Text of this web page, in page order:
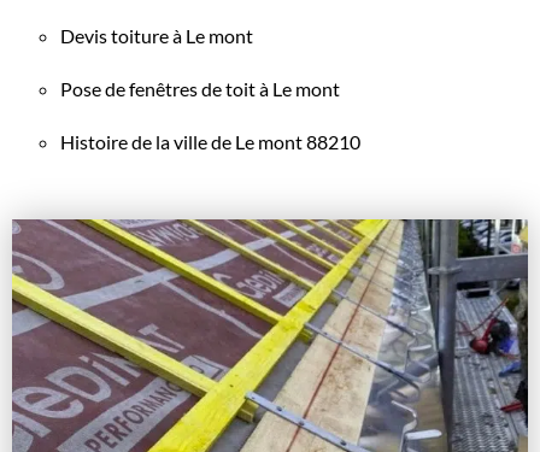
Devis toiture à Le mont
Pose de fenêtres de toit à Le mont
Histoire de la ville de Le mont 88210